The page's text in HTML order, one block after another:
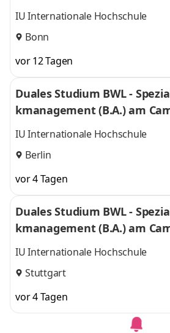
IU Internationale Hochschule
Bonn
vor 12 Tagen
Duales Studium BWL -
kmanagement (B.A.) am
l
IU Internationale Hochschule
Berlin
vor 4 Tagen
Duales Studium BWL -
kmanagement (B.A.) am
l
IU Internationale Hochschule
Stuttgart
vor 4 Tagen